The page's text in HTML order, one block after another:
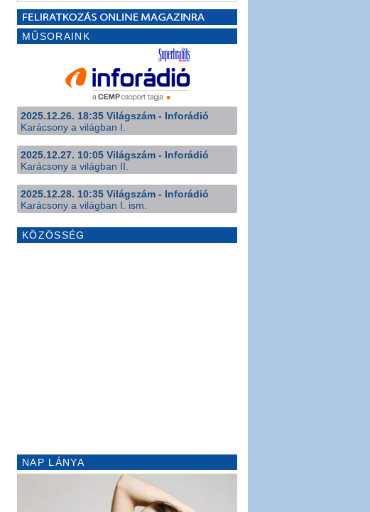
MŰSORAINK
2025.12.26. 18:35 Világszám - Inforádió
Karácsony a világban I.
2025.12.27. 10:05 Világszám - Inforádió
Karácsony a világban II.
2025.12.28. 10:35 Világszám - Inforádió
Karácsony a világban I. ism.
KÖZÖSSÉG
NAP LÁNYA